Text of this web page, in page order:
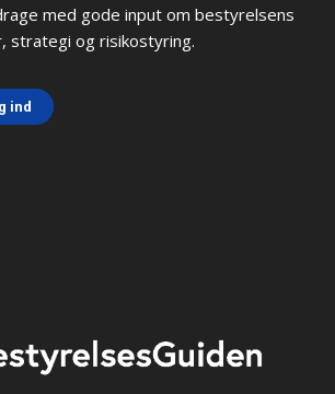
med gode input om bestyrelsens
strategi og risikostyring.
ind